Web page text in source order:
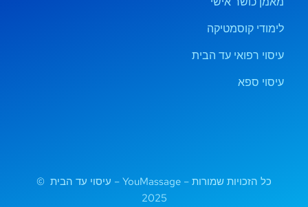
לימודי קוסמטיקה
עיסוי רפואי עד הבית
עיסוי ספא
כל הזכויות שמורות – YouMassage – עיסוי עד הבית ©
2025